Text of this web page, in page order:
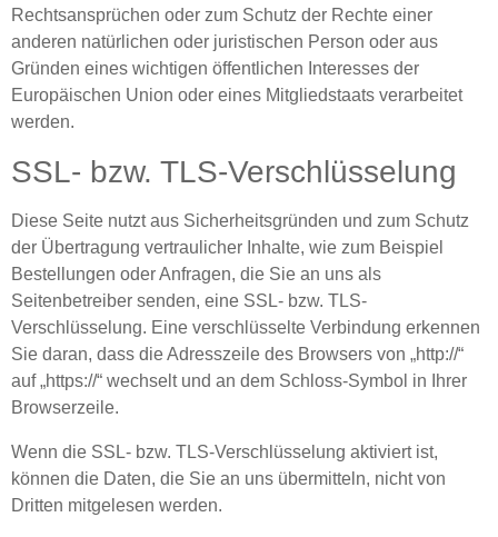
Rechtsansprüchen oder zum Schutz der Rechte einer
anderen natürlichen oder juristischen Person oder aus
Gründen eines wichtigen öffentlichen Interesses der
Europäischen Union oder eines Mitgliedstaats verarbeitet
werden.
SSL- bzw. TLS-Verschlüsselung
Diese Seite nutzt aus Sicherheitsgründen und zum Schutz
der Übertragung vertraulicher Inhalte, wie zum Beispiel
Bestellungen oder Anfragen, die Sie an uns als
Seitenbetreiber senden, eine SSL- bzw. TLS-
Verschlüsselung. Eine verschlüsselte Verbindung erkennen
Sie daran, dass die Adresszeile des Browsers von „http://“
auf „https://“ wechselt und an dem Schloss-Symbol in Ihrer
Browserzeile.
Wenn die SSL- bzw. TLS-Verschlüsselung aktiviert ist,
können die Daten, die Sie an uns übermitteln, nicht von
Dritten mitgelesen werden.